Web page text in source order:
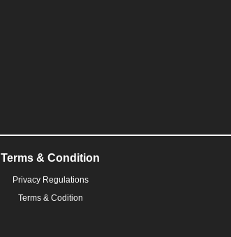
Terms & Condition
Privacy Regulations
Terms & Codition